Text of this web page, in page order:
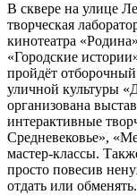
В сквере на улице
творческая
кинотеатра
«Городские
пройдёт
уличной культуры
организована
интерактивные
Средневековье»,
мастер-классы.
просто повесив
отдать или обменять.